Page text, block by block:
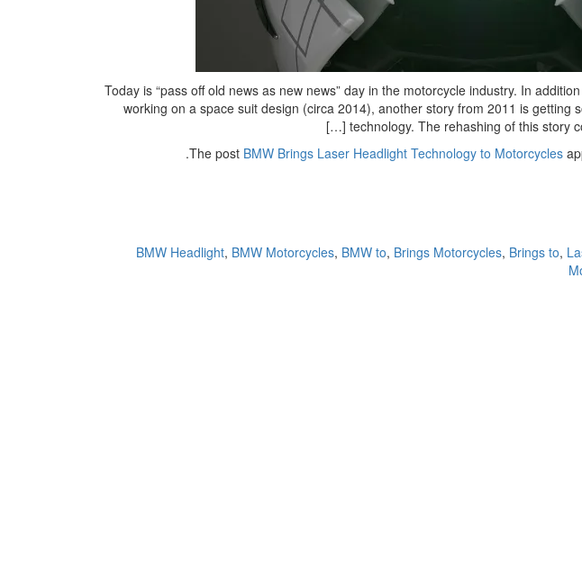
Today is “pass off old news as new news” day in the motorcycle industry. In
working on a space suit design (circa 2014), another story from 2011 is getting
technology. The rehashing of this story
The post BMW Brings Laser Headlight Technology to Motorcycles
.
BMW Headlight, BMW Motorcycles, BMW to, Brings Motorcycles, Brings to,